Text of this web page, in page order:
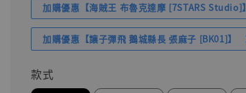
加購優惠【海賊王 布魯克達摩 [7STARS Studio]】
加購優惠【讓子彈飛 鵝城縣長 張麻子 [BK01]】
款式